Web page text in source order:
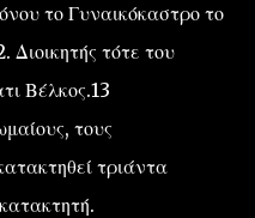
το Γυναικόκαστρο το
Διοικητής τότε του
Βέλκος.13
τους
τριάντα